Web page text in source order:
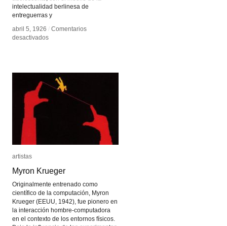
intelectualidad berlinesa de
entreguerras y
abril 5, 1926 / Comentarios
desactivadosen
abril 5, 1926 / Comentarios
desactivadosen
artistas
Myron Krueger
Originalmente entrenado como
científico de la computación, Myron
Krueger (EEUU, 1942), fue pionero en
la interacción hombre-computadora
en el contexto de los entornos físicos.
artistas
Myron Krueger